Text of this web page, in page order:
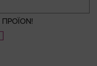
ΠΡΟΪΟΝ!